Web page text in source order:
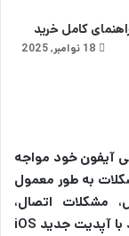
کامل خرید
18 نوامبر, 2025
آیفون خود مواجه
به طور معمول
مشکلات اتصال،
کرش‌های اپلیکیشن‌ها یا دیگر ایرادات می‌توانند با آپدیت جدید iOS